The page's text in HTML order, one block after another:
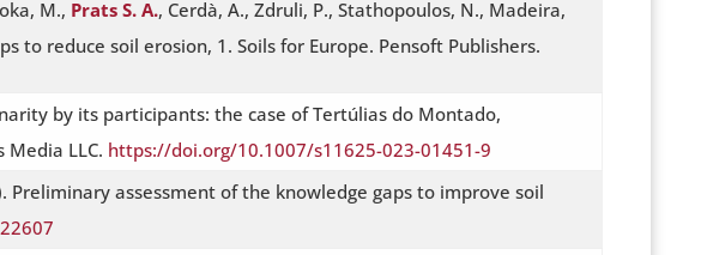
M., Prats S. A., Cerdà, A., Zdruli, P., Stathopoulos, N., Madeira,
to reduce soil erosion, 1. Soils for Europe. Pensoft Publishers.
by its participants: the case of Tertúlias do Montado,
Media LLC. https://doi.org/10.1007/s11625-023-01451-9
Preliminary assessment of the knowledge gaps to improve soil